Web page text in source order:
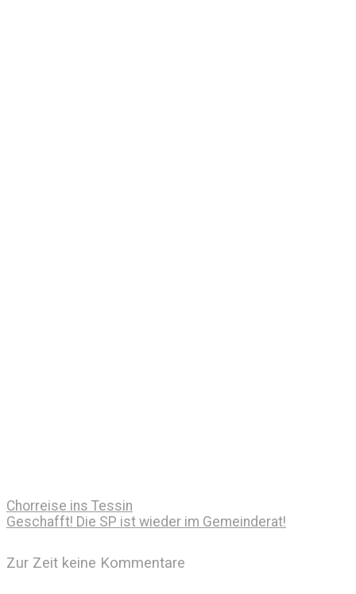
Chorreise ins Tessin
Geschafft! Die SP ist wieder im Gemeinderat!
Zur Zeit keine Kommentare